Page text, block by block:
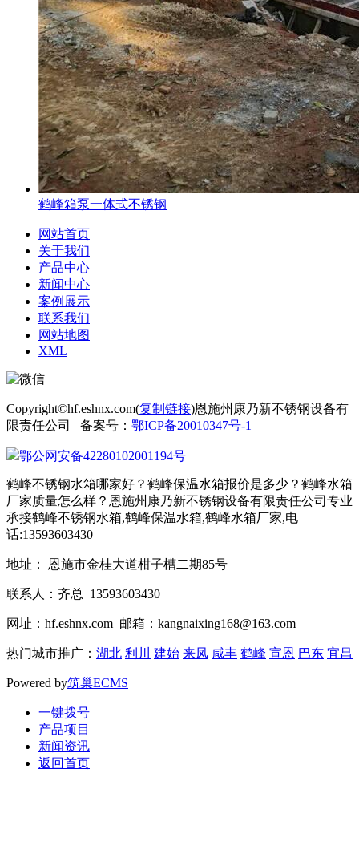
鹤峰箱泵一体式不锈钢
网站首页
关于我们
产品中心
新闻中心
案例展示
联系我们
网站地图
XML
Copyright©hf.eshnx.com(复制链接)恩施州康乃新不锈钢设备有
限责任公司 备案号： 鄂ICP备20010347号-1
鄂公网安备42280102001194号
鹤峰不锈钢水箱哪家好？鹤峰保温水箱报价是多少？鹤峰水箱
厂家质量怎么样？恩施州康乃新不锈钢设备有限责任公司专业
承接鹤峰不锈钢水箱,鹤峰保温水箱,鹤峰水箱厂家,电
话:13593603430
地址： 恩施市金桂大道柑子槽二期85号
联系人：齐总 13593603430
网址：hf.eshnx.com 邮箱：kangnaixing168@163.com
热门城市推广： 湖北 利川 建始 来凤 咸丰 鹤峰 宣恩 巴东 宜昌
Powered by筑巢ECMS
一键拨号
产品项目
新闻资讯
返回首页